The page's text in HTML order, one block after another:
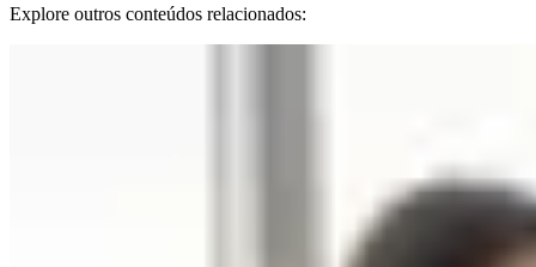
Explore outros conteúdos relacionados: